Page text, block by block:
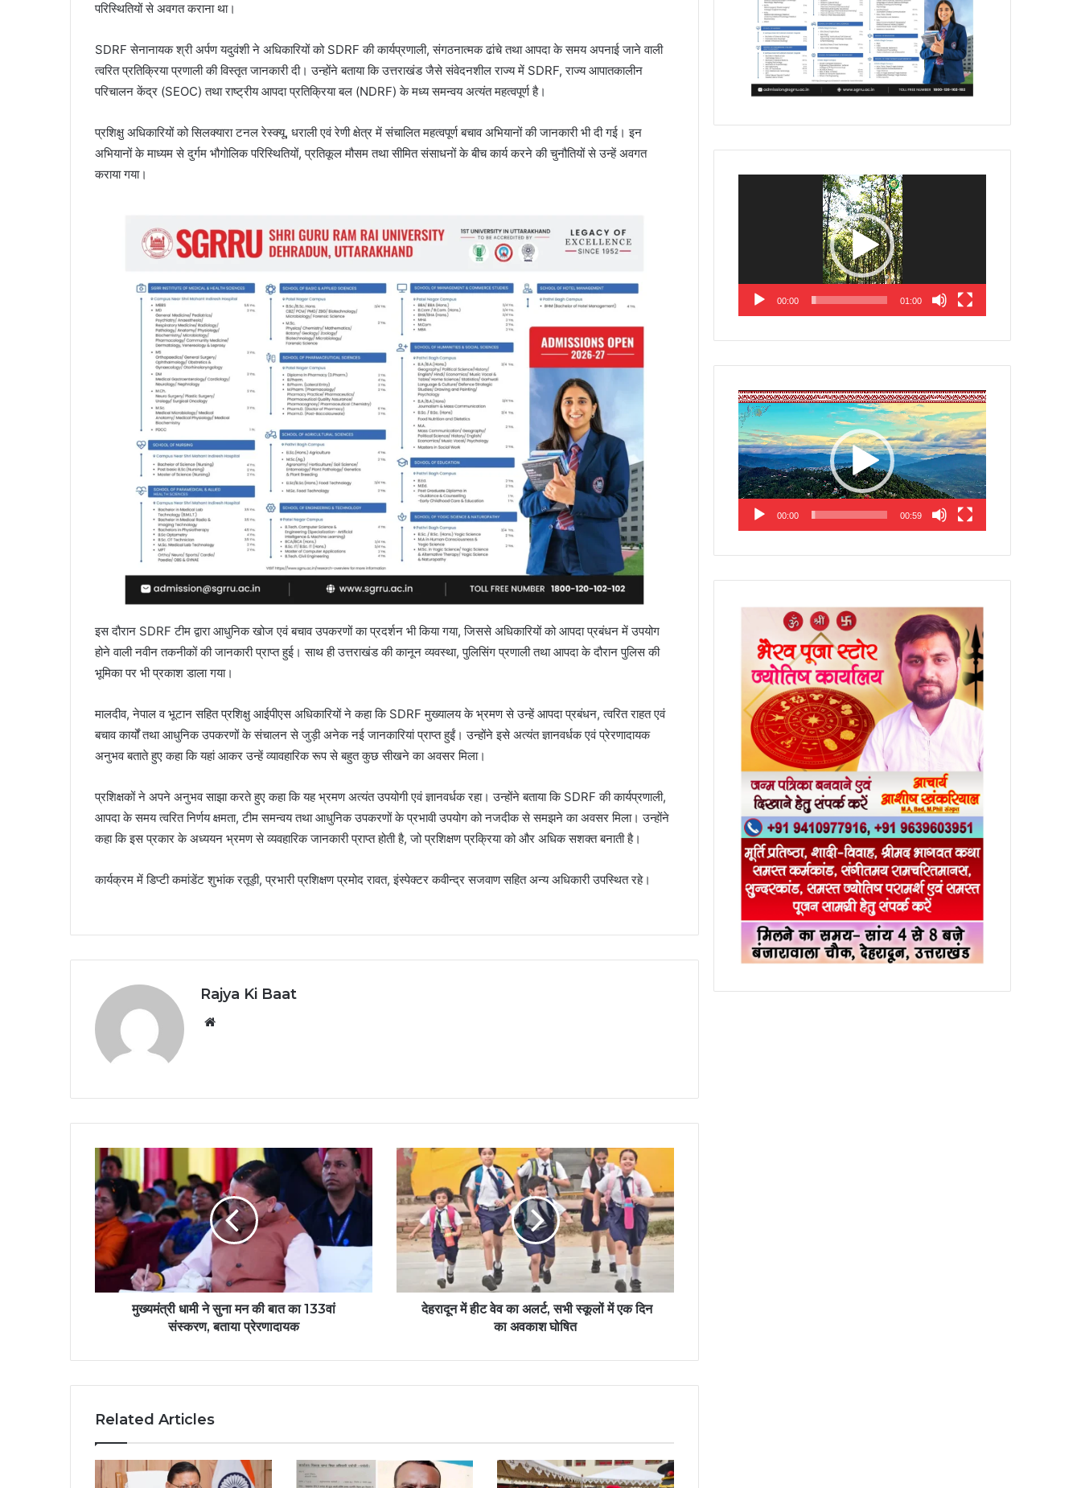
परिस्थितियों से अवगत कराना था।
SDRF सेनानायक श्री अर्पण यदुवंशी ने अधिकारियों को SDRF की कार्यप्रणाली, संगठनात्मक ढांचे तथा आपदा के समय अपनाई जाने वाली
त्वरित प्रतिक्रिया प्रणाली की विस्तृत जानकारी दी। उन्होंने बताया कि उत्तराखंड जैसे संवेदनशील राज्य में SDRF, राज्य आपातकालीन
परिचालन केंद्र (SEOC) तथा राष्ट्रीय आपदा प्रतिक्रिया बल (NDRF) के मध्य समन्वय अत्यंत महत्वपूर्ण है।
प्रशिक्षु अधिकारियों को सिलक्यारा टनल रेस्क्यू, धराली एवं रेणी क्षेत्र में संचालित महत्वपूर्ण बचाव अभियानों की जानकारी भी दी गई। इन
अभियानों के माध्यम से दुर्गम भौगोलिक परिस्थितियों, प्रतिकूल मौसम तथा सीमित संसाधनों के बीच कार्य करने की चुनौतियों से उन्हें अवगत
कराया गया।
इस दौरान SDRF टीम द्वारा आधुनिक खोज एवं बचाव उपकरणों का प्रदर्शन भी किया गया, जिससे अधिकारियों को आपदा प्रबंधन में उपयोग
होने वाली नवीन तकनीकों की जानकारी प्राप्त हुई। साथ ही उत्तराखंड की कानून व्यवस्था, पुलिसिंग प्रणाली तथा आपदा के दौरान पुलिस की
भूमिका पर भी प्रकाश डाला गया।
मालदीव, नेपाल व भूटान सहित प्रशिक्षु आईपीएस अधिकारियों ने कहा कि SDRF मुख्यालय के भ्रमण से उन्हें आपदा प्रबंधन, त्वरित राहत एवं
बचाव कार्यों तथा आधुनिक उपकरणों के संचालन से जुड़ी अनेक नई जानकारियां प्राप्त हुईं। उन्होंने इसे अत्यंत ज्ञानवर्धक एवं प्रेरणादायक
अनुभव बताते हुए कहा कि यहां आकर उन्हें व्यावहारिक रूप से बहुत कुछ सीखने का अवसर मिला।
प्रशिक्षकों ने अपने अनुभव साझा करते हुए कहा कि यह भ्रमण अत्यंत उपयोगी एवं ज्ञानवर्धक रहा। उन्होंने बताया कि SDRF की कार्यप्रणाली,
आपदा के समय त्वरित निर्णय क्षमता, टीम समन्वय तथा आधुनिक उपकरणों के प्रभावी उपयोग को नजदीक से समझने का अवसर मिला। उन्होंने
कहा कि इस प्रकार के अध्ययन भ्रमण से व्यवहारिक जानकारी प्राप्त होती है, जो प्रशिक्षण प्रक्रिया को और अधिक सशक्त बनाती है।
कार्यक्रम में डिप्टी कमांडेंट शुभांक रतूड़ी, प्रभारी प्रशिक्षण प्रमोद रावत, इंस्पेक्टर कवीन्द्र सजवाण सहित अन्य अधिकारी उपस्थित रहे।
Rajya Ki Baat
मुख्यमंत्री धामी ने सुना मन की बात का 133वां
संस्करण, बताया प्रेरणादायक
देहरादून में हीट वेव का अलर्ट, सभी स्कूलों में एक दिन
का अवकाश घोषित
Related Articles
00:00 01:00
Video
Player
00:00 00:59